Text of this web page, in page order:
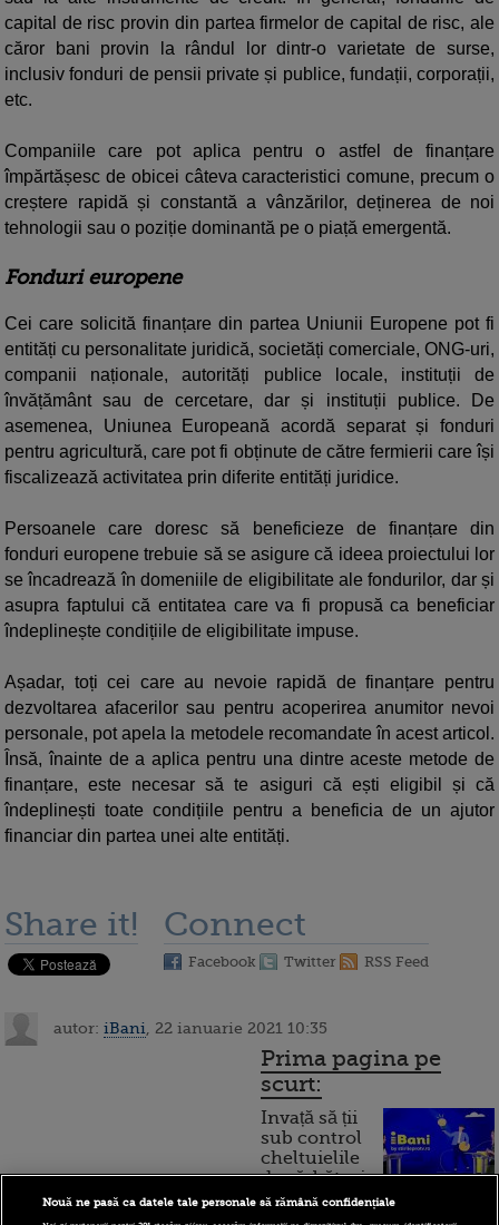
capital de risc provin din partea firmelor de capital de risc, ale
căror bani provin la rândul lor dintr-o varietate de surse,
inclusiv fonduri de pensii private și publice, fundații, corporații,
etc.
Companiile care pot aplica pentru o astfel de finanțare
împărtășesc de obicei câteva caracteristici comune, precum o
creștere rapidă și constantă a vânzărilor, deținerea de noi
tehnologii sau o poziție dominantă pe o piață emergentă.
Fonduri europene
Cei care solicită finanțare din partea Uniunii Europene pot fi
entități cu personalitate juridică, societăți comerciale, ONG-uri,
companii naționale, autorități publice locale, instituții de
învățământ sau de cercetare, dar și instituții publice. De
asemenea, Uniunea Europeană acordă separat și fonduri
pentru agricultură, care pot fi obținute de către fermierii care își
fiscalizează activitatea prin diferite entități juridice.
Persoanele care doresc să beneficieze de finanțare din
fonduri europene trebuie să se asigure că ideea proiectului lor
se încadrează în domeniile de eligibilitate ale fondurilor, dar și
asupra faptului că entitatea care va fi propusă ca beneficiar
îndeplinește condițiile de eligibilitate impuse.
Așadar, toți cei care au nevoie rapidă de finanțare pentru
dezvoltarea afacerilor sau pentru acoperirea anumitor nevoi
personale, pot apela la metodele recomandate în acest articol.
Însă, înainte de a aplica pentru una dintre aceste metode de
finanțare, este necesar să te asiguri că ești eligibil și că
îndeplinești toate condițiile pentru a beneficia de un ajutor
financiar din partea unei alte entități.
Share it! Connect
Facebook Twitter RSS Feed
autor: iBani , 22 ianuarie 2021 10:35
Prima pagina pe
scurt:
Invață să ții
sub control
cheltuielile
de sărbători.
Cum
Nouă ne pasă ca datele tale personale să rămână confidențiale